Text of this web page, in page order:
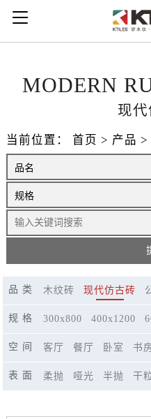
121312
MODERN
现
当前位置： 首页 > 产品 >
品 类 木纹砖 现代仿古砖
规 格 300x800 400x1200
空 间
客厅 餐厅 卧室 书
表 面 柔抛 哑光 半抛 干